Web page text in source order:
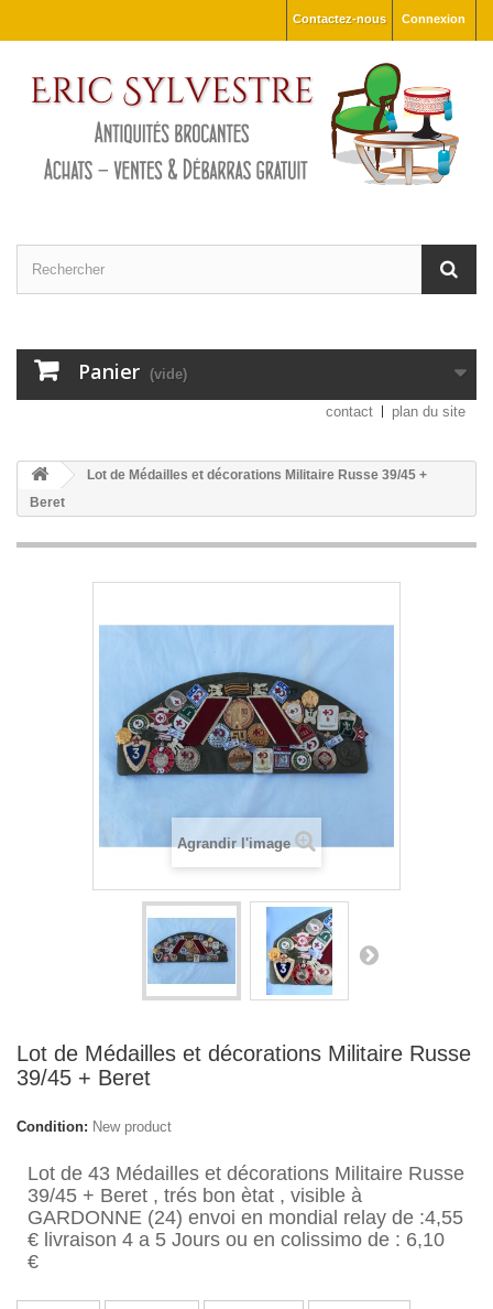
Connexion
Contactez-nous
Panier (vide)
contact plan du site
Lot de Médailles et décorations Militaire Russe 39/45 +
Beret
Agrandir l'image
Lot de Médailles et décorations Militaire Russe
39/45 + Beret
Condition: New product
Lot de 43 Médailles et décorations Militaire Russe
39/45 + Beret , trés bon ètat , visible à
GARDONNE (24) envoi en mondial relay de :4,55
€ livraison 4 a 5 Jours ou en colissimo de : 6,10
€